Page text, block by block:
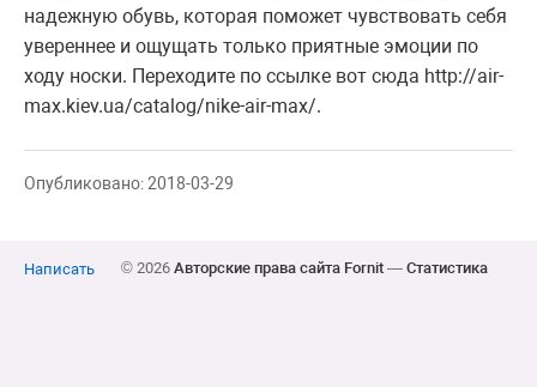
надежную обувь, которая поможет чувствовать себя
увереннее и ощущать только приятные эмоции по
ходу носки. Переходите по ссылке вот сюда http://air-
max.kiev.ua/catalog/nike-air-max/.
Опубликовано: 2018-03-29
Написать © 2026 Авторские права сайта Fornit— Статистика